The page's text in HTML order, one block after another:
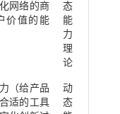
网络的商
价值的能
态
能
力
理
论
（给产品
适的工具
动
态